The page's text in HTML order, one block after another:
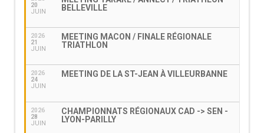
20
JUIN
BELLEVILLE
2026
21
JUIN
MEETING MACON / FINALE RÉGIONALE
TRIATHLON
2026
24
JUIN
MEETING DE LA ST-JEAN À VILLEURBANNE
2026
28
JUIN
CHAMPIONNATS RÉGIONAUX CAD -> SEN -
LYON-PARILLY